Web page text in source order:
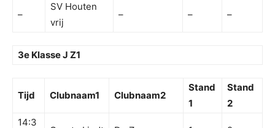
–
SV Houten
vrij
– – –
3e Klasse J Z1
Tijd Clubnaam1 Clubnaam2
Stand
1
Stand
2
14:3